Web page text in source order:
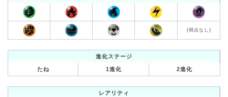
(弱点なし)
進化ステージ
たね 1進化 2進化
レアリティ